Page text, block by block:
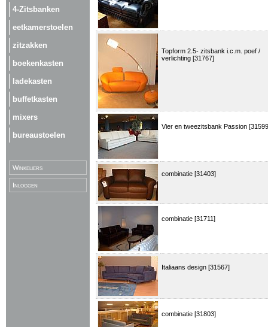
4-Zitsbanken
eetkamerstoelen
zitzakken
boekenkasten
ladekasten
buffetkasten
mixers
bureaustoelen
Winkeliers
Inloggen
Topform 2.5- zitsbank i.c.m. poef /
verlichting [31767]
Vier en tweezitsbank Passion
combinatie [31403]
combinatie [31711]
Italiaans design [31567]
combinatie [31803]